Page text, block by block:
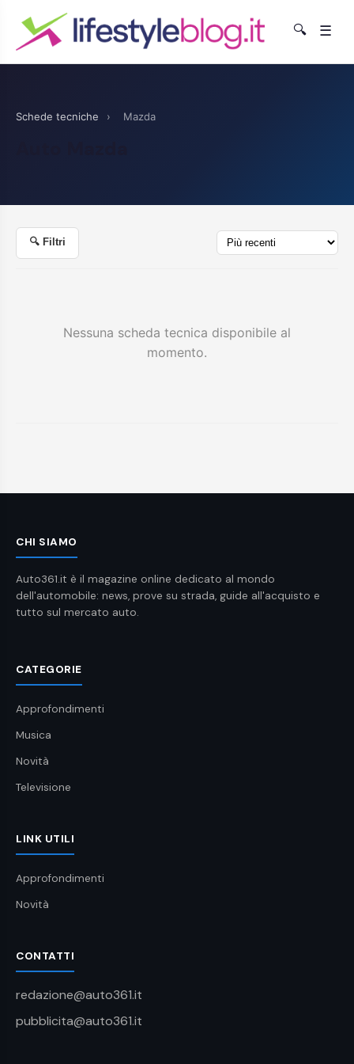
🔍 ☰
Schede tecniche › Mazda
🔍 Filtri
Nessuna scheda tecnica disponibile al
momento.
CHI SIAMO
Auto361.it è il magazine online dedicato al mondo
dell'automobile: news, prove su strada, guide all'acquisto e
tutto sul mercato auto.
CATEGORIE
Approfondimenti
Musica
Novità
Televisione
LINK UTILI
Approfondimenti
Novità
CONTATTI
redazione@auto361.it
pubblicita@auto361.it